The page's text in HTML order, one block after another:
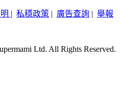
| 私穩政策 | 廣告查詢 | 舉報
Ltd. All Rights Reserved.